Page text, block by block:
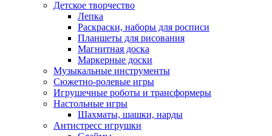
Детское творчество
Лепка
Раскраски, наборы для росписи
Планшеты для рисования
Магнитная доска
Маркерные доски
Музыкальные инструменты
Сюжетно-ролевые игры
Игрушечные роботы и трансформеры
Настольные игры
Шахматы, шашки, нарды
Антистресс игрушки